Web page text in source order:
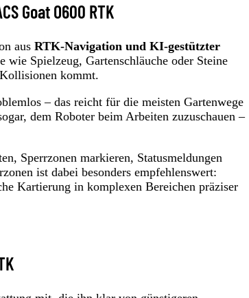
Goat O600 RTK
aus RTK-Navigation und KI-gestützter
wie Spielzeug, Gartenschläuche oder Steine
kommt.
– das reicht für die meisten Gartenwege
dem Roboter beim Arbeiten zuzuschauen –
Sperrzonen markieren, Statusmeldungen
ist dabei besonders empfehlenswert:
Kartierung in komplexen Bereichen präziser